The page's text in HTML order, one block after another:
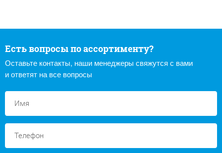
Есть вопросы по ассортименту?
Оставьте контакты, наши менеджеры свяжутся с вами
и ответят на все вопросы